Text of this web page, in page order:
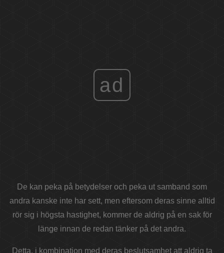
ad
De kan peka på betydelser och peka ut samband som
andra kanske inte har sett, men eftersom deras sinne alltid
rör sig i högsta hastighet, kommer de aldrig på en sak för
länge innan de redan tänker på det andra.
Detta, i kombination med deras beslutsamhet att aldrig ta